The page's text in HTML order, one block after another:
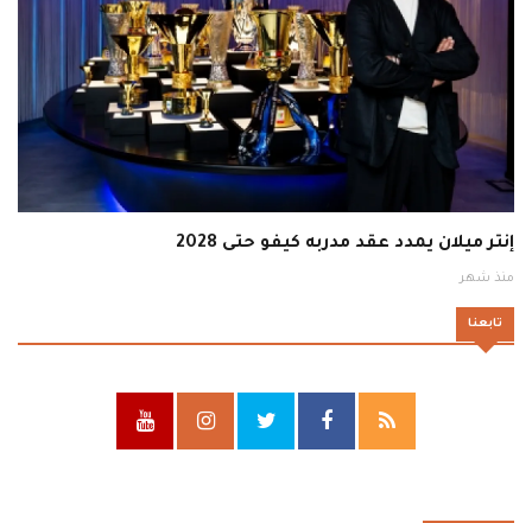
إنتر ميلان يمدد عقد مدربه كيفو حتى 2028
منذ شهر
تابعنا